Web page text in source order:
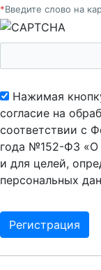
*Введите слово на
Нажимая
согласие на
соответствии с
года №152-ФЗ «О
и для целей,
персональных